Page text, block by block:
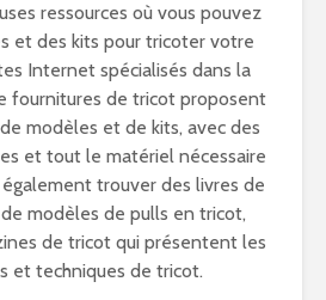
ressources où vous pouvez
et des kits pour tricoter votre
Internet spécialisés dans la
fournitures de tricot proposent
modèles et de kits, avec des
et tout le matériel nécessaire
trouver des livres de
modèles de pulls en tricot,
de tricot qui présentent les
et techniques de tricot.